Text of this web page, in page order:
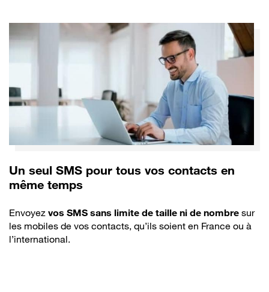
Un seul SMS pour tous vos contacts en
même temps
Description
Envoyez vos SMS sans limite de taille ni de nombre sur
les mobiles de vos contacts, qu’ils soient en France ou à
l’international.